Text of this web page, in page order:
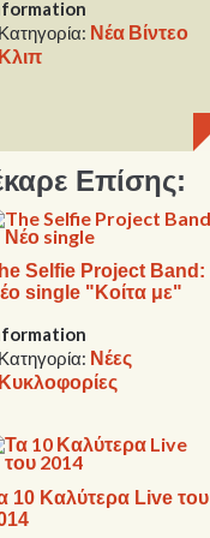
Κατηγορία: Νέα Βίντεο
Κλιπ
Επίσης:
Selfie Project Band:
single "Κοίτα με"
Κατηγορία: Νέες
Κυκλοφορίες
10 Καλύτερα Live του